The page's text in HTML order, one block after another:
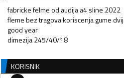
fabricke felme od audija a4 sline 2022
fleme bez tragova koriscenja gume
good year
dimezija 245/40/18
KORISNIK